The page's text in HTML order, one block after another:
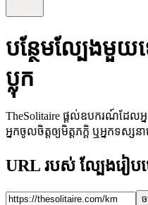
បន្ថែមល្បែងមួ
ប្លុក
TheSolitaire ផ្ដល់ឧបករណ៍ដែលអ្
អ្នកចូលចិត្តឲ្យមិត្តភក្តិ ឬអ្នកទស្ស
URL របស់ ល្បែងរៀប
ច